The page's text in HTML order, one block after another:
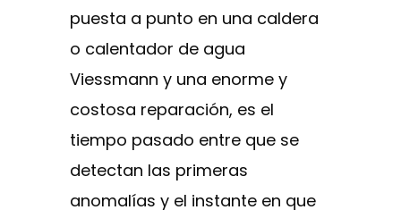
puesta a punto en una caldera
o calentador de agua
Viessmann y una enorme y
costosa reparación, es el
tiempo pasado entre que se
detectan las primeras
anomalías y el instante en que